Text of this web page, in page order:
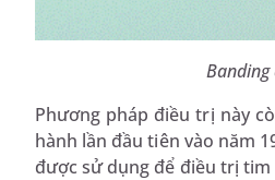
Phương pháp điều trị này
hành lần đầu tiên vào năm
được sử dụng để điều trị